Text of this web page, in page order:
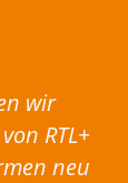
wir
RTL+
neu